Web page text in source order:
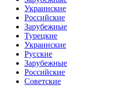
Украинские
Российские
Зарубежные
Турецкие
Украинские
Русские
Зарубежные
Российские
Советские